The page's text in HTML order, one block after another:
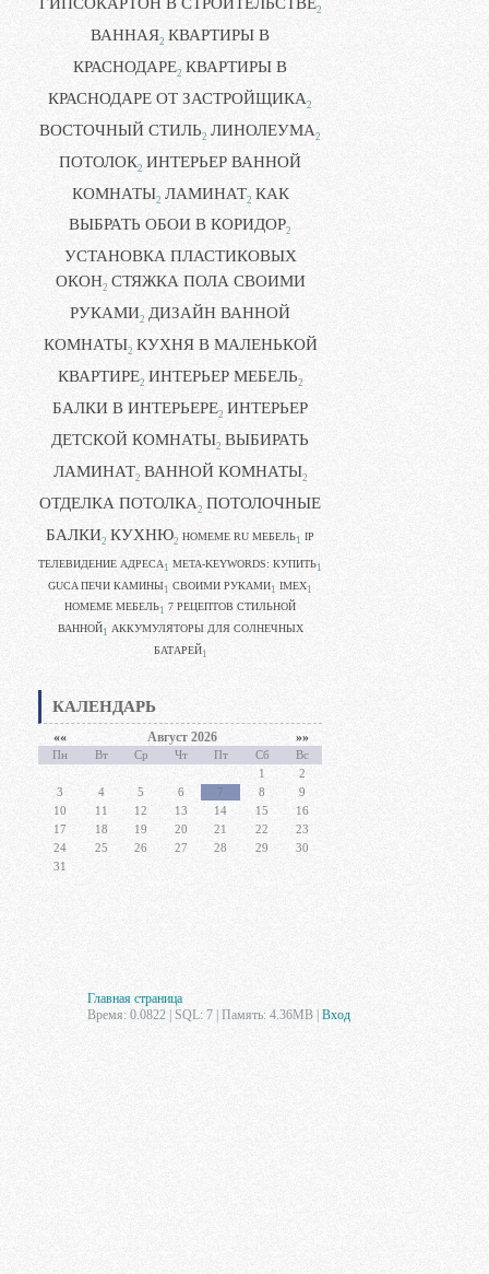
2
ВАННАЯ2 КВАРТИРЫ В
КРАСНОДАРЕ2 КВАРТИРЫ В
КРАСНОДАРЕ ОТ ЗАСТРОЙЩИКА2
ВОСТОЧНЫЙ СТИЛЬ2 ЛИНОЛЕУМА2
ПОТОЛОК2 ИНТЕРЬЕР ВАННОЙ
КОМНАТЫ2 ЛАМИНАТ2 КАК
ВЫБРАТЬ ОБОИ В КОРИДОР2
УСТАНОВКА ПЛАСТИКОВЫХ
ОКОН2 СТЯЖКА ПОЛА СВОИМИ
РУКАМИ2 ДИЗАЙН ВАННОЙ
КОМНАТЫ2 КУХНЯ В МАЛЕНЬКОЙ
КВАРТИРЕ2 ИНТЕРЬЕР МЕБЕЛЬ2
БАЛКИ В ИНТЕРЬЕРЕ2 ИНТЕРЬЕР
ДЕТСКОЙ КОМНАТЫ2 ВЫБИРАТЬ
ЛАМИНАТ2 ВАННОЙ КОМНАТЫ2
ОТДЕЛКА ПОТОЛКА2 ПОТОЛОЧНЫЕ
БАЛКИ2 КУХНЮ2 HOMEME RU МЕБЕЛЬ1 IP
ТЕЛЕВИДЕНИЕ АДРЕСА 1 META-KEYWORDS: КУПИТЬ1
GUCA ПЕЧИ КАМИНЫ1 CВОИМИ РУКАМИ1 IMEX1
HOMEME МЕБЕЛЬ1 7 РЕЦЕПТОВ СТИЛЬНОЙ
ВАННОЙ1 АККУМУЛЯТОРЫ ДЛЯ СОЛНЕЧНЫХ
БАТАРЕЙ1
КАЛЕНДАРЬ
«« Август 2026 »»
Пн Вт Ср Чт Пт Сб
Вс
1
2
3
4 5 6 7 8
9
10
11 12 13 14 15
16
17
18 19 20 21 22
23
24
25 26 27 28 29
30
31
Главная страница
Время: 0.0822 | SQL: 7 | Память: 4.36MB Вход